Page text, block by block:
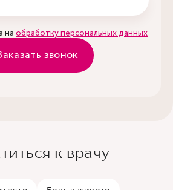
на обработку персональных данных
звонок
к врачу